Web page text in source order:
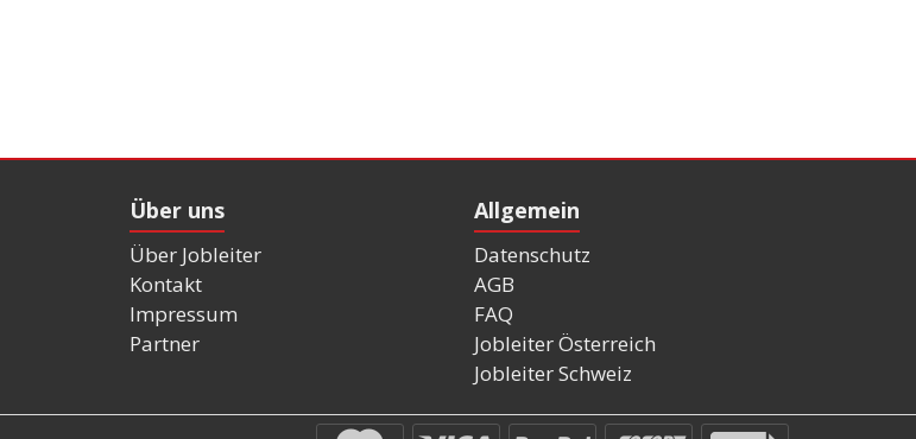
Über uns
Über Jobleiter
Kontakt
Impressum
Partner
Allgemein
Datenschutz
AGB
FAQ
Jobleiter Österreich
Jobleiter Schweiz